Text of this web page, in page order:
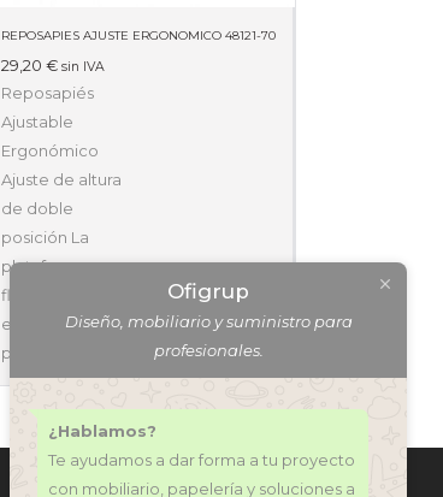
REPOSAPIES AJUSTE ERGONOMICO 48121-70
29,20 € sin IVA
Reposapiés
Ajustable
Ergonómico
Ajuste de altura
de doble
posición La
plataforma
flotante permite
estirar las piernas
para mejorar…
AÑADIR AL CARRITO
Ofigrup
Diseño, mobiliario y suministro para
profesionales.
¿Hablamos?
Te ayudamos a dar forma a tu proyecto
con mobiliario, papelería y soluciones a